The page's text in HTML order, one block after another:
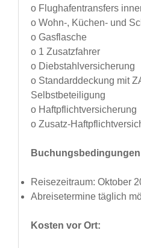
o Flughafentransfers
o Wohn-, Küchen- und
o Gasflasche
o 1 Zusatzfahrer
o Diebstahlversicherung
o Standarddeckung mit
Selbstbeteiligung
o Haftpflichtversicherung
o Zusatz-
Buchungsbedingungen
Reisezeitraum: Oktober
Abreisetermine täglich
Kosten vor Ort: